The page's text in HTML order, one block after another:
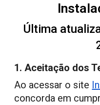
Última
1. Aceitação dos
Ao acessar o site
concorda em